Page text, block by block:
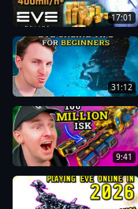
17:01
31:12
9:41